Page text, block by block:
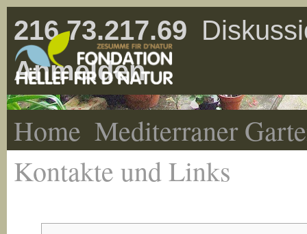
216.73.217.69
Anmelden
Home Mediterraner
Kontakte und Links